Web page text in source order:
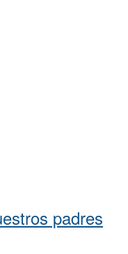
padres